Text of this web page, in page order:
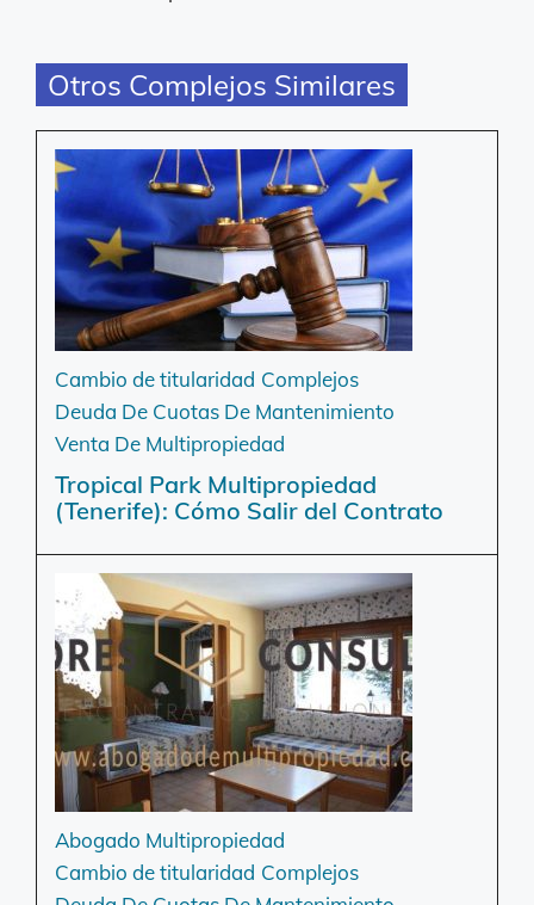
Otros Complejos Similares
Cambio de titularidad Complejos
Deuda De Cuotas De Mantenimiento
Venta De Multipropiedad
Tropical Park Multipropiedad
(Tenerife): Cómo Salir del Contrato
Abogado Multipropiedad
Cambio de titularidad Complejos